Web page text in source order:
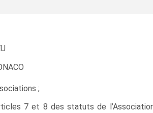
;
7 et 8 des statuts de